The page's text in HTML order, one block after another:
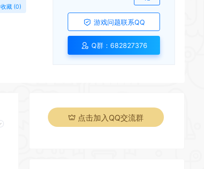
收藏 (0)
游戏问题联系QQ
Q群：682827376
点击加入QQ交流群